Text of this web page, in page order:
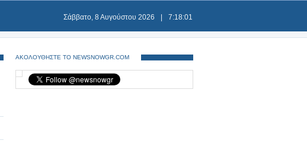
Σάββατο, 8 Αυγούστου 2026 7:18:02
ΑΚΟΛΟΥΘΗΣΤΕ ΤΟ NEWSNOWGR.COM